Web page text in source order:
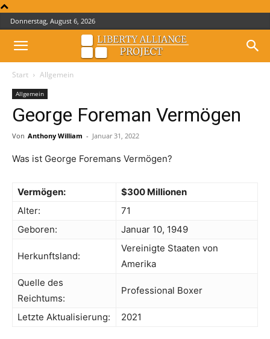
Donnerstag, August 6, 2026
Start Allgemein
Allgemein
George Foreman Vermögen
Von Anthony William - Januar 31, 2022
Was ist George Foremans Vermögen?
Vermögen:
$300 Millionen
Alter:
71
Geboren:
Januar 10, 1949
Herkunftsland:
Vereinigte Staaten von
Amerika
Quelle des
Reichtums:
Professional Boxer
Letzte Aktualisierung: 2021